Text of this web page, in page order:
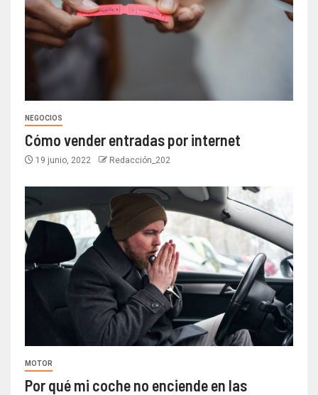
NEGOCIOS
Cómo vender entradas por internet
19 junio, 2022 Redacción_202
MOTOR
Por qué mi coche no enciende en las